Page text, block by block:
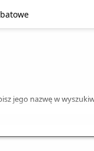
jego nazwę w